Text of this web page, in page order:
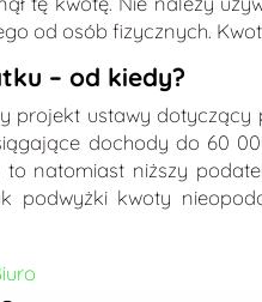
od osób fizycznych.
– od kiedy?
projekt ustawy
dochody do 60
natomiast niższy
podwyżki kwoty